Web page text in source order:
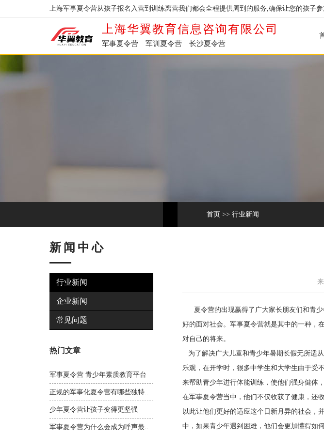
上海军事夏令营从孩子报名入营到训练离营我们都会全程提供周到的服务,确保让您的孩子
上海华翼教育信息咨询有限公司
军事夏令营 军训夏令营 长沙夏令营
首页 >> 行业新闻
新闻中心
行业新闻
企业新闻
常见问题
热门文章
军事夏令营 青少年素质教育平台
正规的军事化夏令营有哪些独特..
少年夏令营让孩子变得更坚强
军事夏令营为什么会成为呼声最..
夏令营的出现赢得了广大家长朋友们和青少
好的面对社会。军事夏令营就是其中的一种，
对自己的将来。
为了解决广大儿童和青少年暑期长假无所适
乐观，在开学时，很多中学生和大学生由于受
来帮助青少年进行体能训练，使他们强身健体
在军事夏令营当中，他们不仅收获了健康，还
以此让他们更好的适应这个日新月异的社会，
中，如果青少年遇到困难，他们会更加懂得如